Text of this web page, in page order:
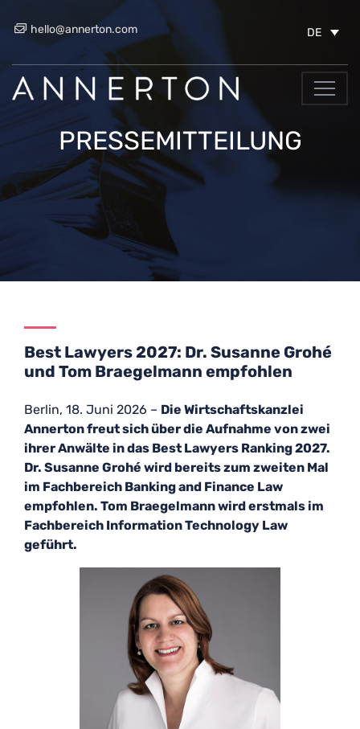
hello@annerton.com DE
PRESSEMITTEILUNG
Best Lawyers 2027: Dr. Susanne Grohé
und Tom Braegelmann empfohlen
Berlin, 18. Juni 2026 – Die Wirtschaftskanzlei
Annerton freut sich über die Aufnahme von zwei
ihrer Anwälte in das Best Lawyers Ranking 2027.
Dr. Susanne Grohé wird bereits zum zweiten Mal
im Fachbereich Banking and Finance Law
empfohlen. Tom Braegelmann wird erstmals im
Fachbereich Information Technology Law
geführt.